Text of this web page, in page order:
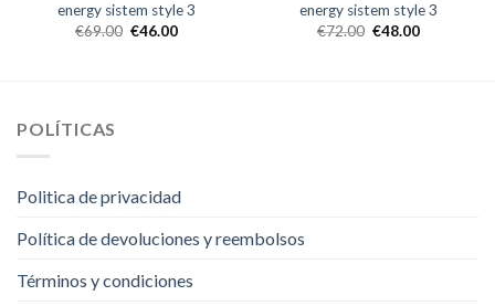
energy sistem style 3
€69.00 €46.00
energy sistem style 3
€72.00 €48.00
POLÍTICAS
Politica de privacidad
Política de devoluciones y reembolsos
Términos y condiciones